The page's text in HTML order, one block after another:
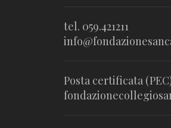
tel. 059.421211
Posta certificata